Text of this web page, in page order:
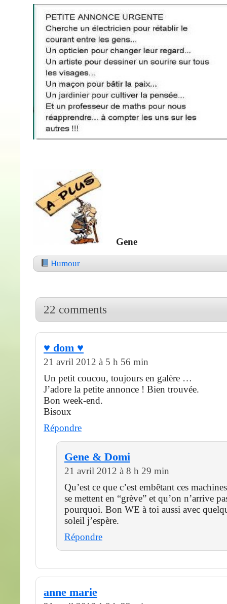
Gene
Humour
22 comments
♥ dom ♥
21 avril 2012 à 5 h 56 min
Un petit coucou, toujours en galère …
J’adore la petite annonce ! Bien trouvée.
Bon week-end.
Bisoux
Répondre
Gene & Domi
21 avril 2012 à 8 h 29 min
Qu’est ce que c’est embêtant ces
se mettent en “grève” et qu’on n’arrive
pourquoi. Bon WE à toi aussi avec
soleil j’espère.
Répondre
anne marie